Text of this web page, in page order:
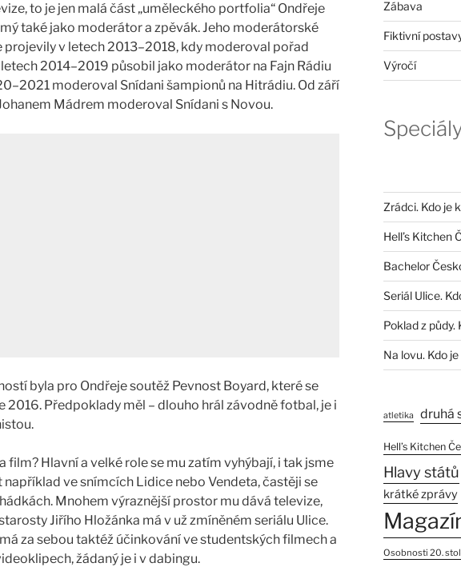
to je jen malá část „uměleckého portfolia“ Ondřeje
také jako moderátor a zpěvák. Jeho moderátorské
projevily v letech 2013–2018, kdy moderoval pořad
letech 2014–2019 působil jako moderátor na Fajn Rádiu
moderoval Snídani šampionů na Hitrádiu. Od září
Mádrem moderoval Snídani s Novou.
byla pro Ondřeje soutěž Pevnost Boyard, které se
2016. Předpoklady měl – dlouho hrál závodně fotbal, je i
film? Hlavní a velké role se mu zatím vyhýbají, i tak jsme
například ve snímcích Lidice nebo Vendeta, častěji se
Mnohem výraznější prostor mu dává televize,
Jiřího Hložánka má v už zmíněném seriálu Ulice.
za sebou taktéž účinkování ve studentských filmech a
žádaný je i v dabingu.
Zábava
Fiktivní
Výročí
Zrádci. Kdo je
Hell’s Kitchen
Bachelor
Seriál Ulice.
Poklad z půdy.
Na lovu. Kdo
atletika druhá
Hell’s Kitchen
Hlavy států
krátké zprávy
Osobnosti 20.